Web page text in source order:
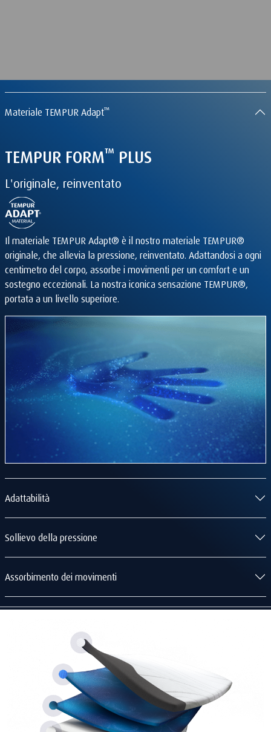
Materiale TEMPUR Adapt™
TEMPUR FORM™ PLUS
L'originale, reinventato
Il materiale TEMPUR Adapt® è il nostro materiale TEMPUR®
originale, che allevia la pressione, reinventato. Adattandosi a ogni
centimetro del corpo, assorbe i movimenti per un comfort e un
sostegno eccezionali. La nostra iconica sensazione TEMPUR®,
portata a un livello superiore.
Adattabilità
Sollievo della pressione
Assorbimento dei movimenti